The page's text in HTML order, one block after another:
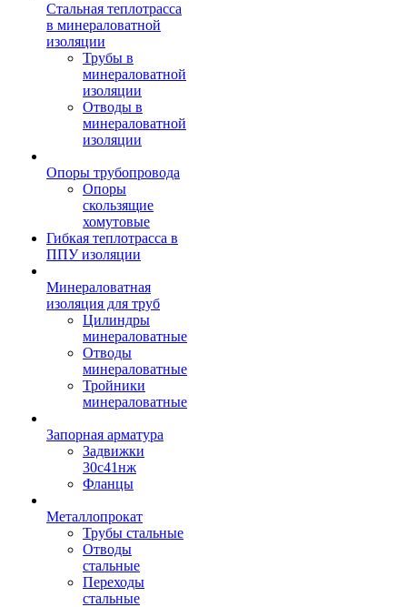
Стальная теплотрасса
в минераловатной
изоляции
Трубы в
минераловатной
изоляции
Отводы в
минераловатной
изоляции
Опоры трубопровода
Опоры
скользящие
хомутовые
Гибкая теплотрасса в
ППУ изоляции
Минераловатная
изоляция для труб
Цилиндры
минераловатные
Отводы
минераловатные
Тройники
минераловатные
Запорная арматура
Задвижки
30с41нж
Фланцы
Металлопрокат
Трубы стальные
Отводы
стальные
Переходы
стальные